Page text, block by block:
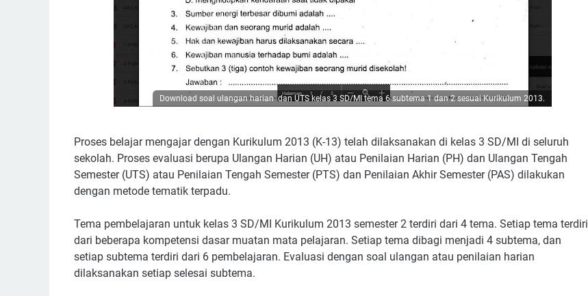
Download soal ulangan harian dan UTS kelas 3 SD/MI tema 6 subtema 1 dan 2 sesuai Kurikulum 2013.
Proses belajar mengajar dengan Kurikulum 2013 (K-13) telah dilaksanakan di kelas 3 SD/MI di seluruh
sekolah. Proses evaluasi berupa Ulangan Harian (UH) atau Penilaian Harian (PH) dan Ulangan Tengah
Semester (UTS) atau Penilaian Tengah Semester (PTS) dan Penilaian Akhir Semester (PAS) dilakukan
dengan metode tematik terpadu.
Tema pembelajaran untuk kelas 3 SD/MI Kurikulum 2013 semester 2 terdiri dari 4 tema. Setiap tema terdiri
dari beberapa kompetensi dasar muatan mata pelajaran. Setiap tema dibagi menjadi 4 subtema, dan
setiap subtema terdiri dari 6 pembelajaran. Evaluasi dengan soal ulangan atau penilaian harian
dilaksanakan setiap selesai subtema.